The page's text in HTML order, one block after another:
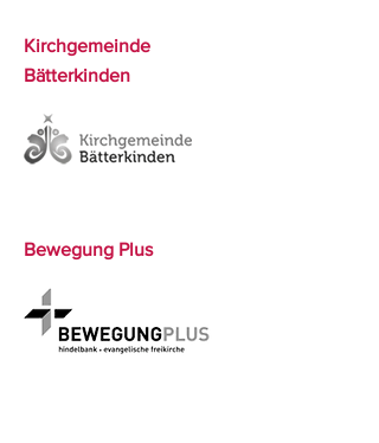
Kirchgemeinde
Bätterkinden
Bewegung Plus